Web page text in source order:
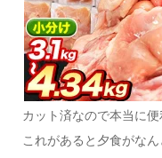
カット済なので本当に便
これがあると夕食がなん